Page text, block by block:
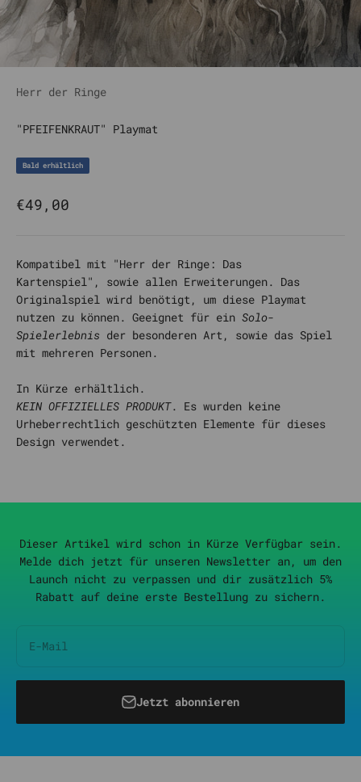
Herr der Ringe
"PFEIFENKRAUT" Playmat
Bald erhältlich
Angebot
€49,00
Kompatibel mit "Herr der Ringe: Das
Kartenspiel" , sowie allen Erweiterungen. Das
Originalspiel wird benötigt, um diese Playmat
nutzen zu können. Geeignet für ein Solo-
Spielerlebnis der besonderen Art, sowie das Spiel
mit mehreren Personen.
In Kürze erhältlich.
KEIN OFFIZIELLES PRODUKT. Es wurden keine
Urheberrechtlich geschützten Elemente für dieses
Design verwendet.
Dieser Artikel wird schon in Kürze Verfügbar sein.
Melde dich jetzt für unseren Newsletter an, um den
Launch nicht zu verpassen und dir zusätzlich 5%
Rabatt auf deine erste Bestellung zu sichern.
E-Mail
Jetzt abonnieren